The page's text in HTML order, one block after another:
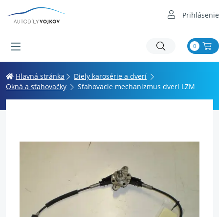
Prihlásenie
0
Hlavná stránka
Diely karosérie a dverí
Okná a sťahovačky
Sťahovacie mechanizmus dverí LZM